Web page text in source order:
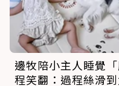
邊牧陪小主人睡覺
程笑翻：過程絲滑